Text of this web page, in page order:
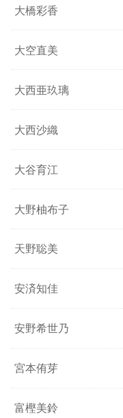
大橋彩香
大空直美
大西亜玖璃
大西沙織
大谷育江
大野柚布子
天野聡美
安済知佳
安野希世乃
宮本侑芽
富樫美鈴